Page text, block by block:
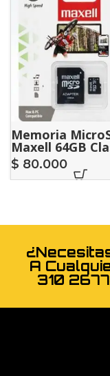
Memoria
Maxell 64GB
High Speed Con
Adaptador SD
$ 80.000
A
310